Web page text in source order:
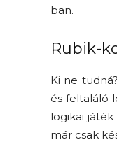
ban.
Rubik-
Ki ne
és feltaláló
logikai
már csak